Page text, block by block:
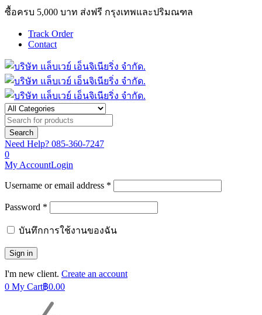
ซื้อครบ 5,000 บาท ส่งฟรี กรุงเทพและปริมณฑล
Track Order
Contact
Need Help? 085-360-7247
0
My AccountLogin
Username or email address *
Password *
บันทึกการใช้งานของฉัน
I'm new client. Create an account
0 My Cart฿0.00